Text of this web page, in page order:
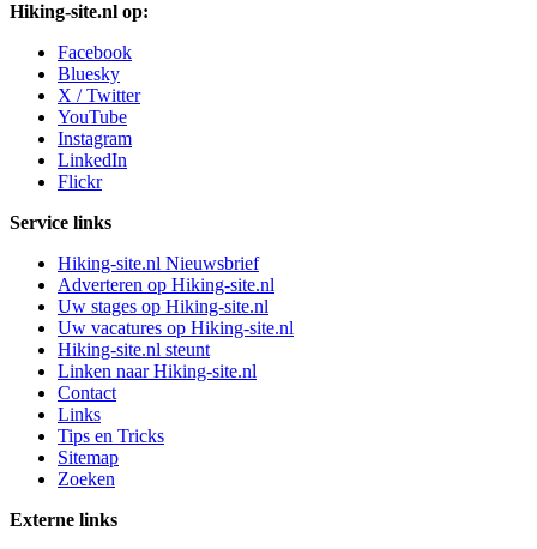
Hiking-site.nl op:
Facebook
Bluesky
X / Twitter
YouTube
Instagram
LinkedIn
Flickr
Service links
Hiking-site.nl Nieuwsbrief
Adverteren op Hiking-site.nl
Uw stages op Hiking-site.nl
Uw vacatures op Hiking-site.nl
Hiking-site.nl steunt
Linken naar Hiking-site.nl
Contact
Links
Tips en Tricks
Sitemap
Zoeken
Externe links